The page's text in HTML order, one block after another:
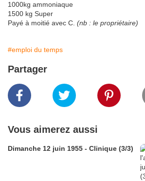
1000kg ammoniaque
1500 kg Super
Payé à moitié avec C. (nb : le propriétaire)
#emploi du temps
Partager
Vous aimerez aussi
Dimanche 12 juin 1955 - Clinique (3/3)